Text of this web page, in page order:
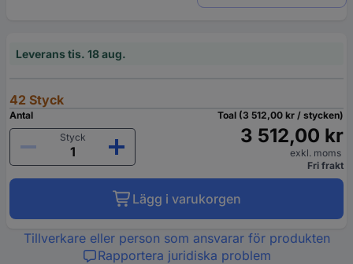
Leverans tis. 18 aug.
42 Styck
Antal
Styck
Toal (3 512,00 kr / stycken)
3 512,00 kr
exkl. moms
Fri frakt
Lägg i varukorgen
Tillverkare eller person som ansvarar för produkten
Rapportera juridiska problem